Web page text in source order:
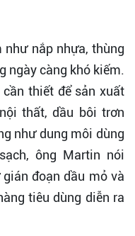
như nắp nhựa, thùng
ngày càng khó kiếm.
thiết để sản xuất
thất, dầu bôi trơn
như dung môi dùng
ông Martin nói
đoạn dầu mỏ và
tiêu dùng diễn ra